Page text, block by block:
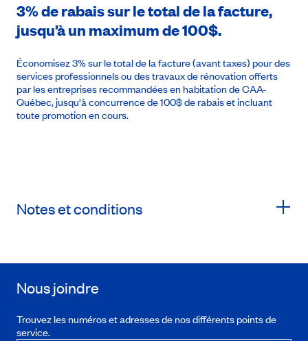
3% de rabais sur le total de la facture,
jusqu’à un maximum de 100$.
Économisez 3% sur le total de la facture (avant taxes) pour des
services professionnels ou des travaux de rénovation offerts
par les entreprises recommandées en habitation de CAA-
Québec, jusqu'à concurrence de 100$ de rabais et incluant
toute promotion en cours.
Notes et conditions
Nous joindre
Trouvez les numéros et adresses de nos différents points de
service.